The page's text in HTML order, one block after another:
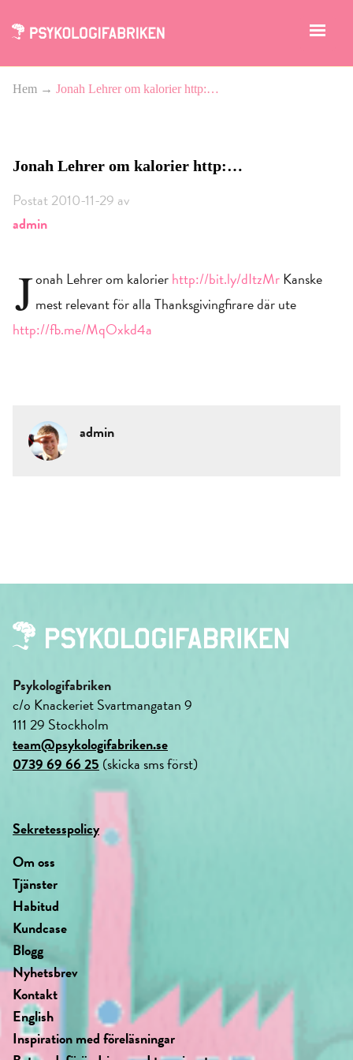
Hem → Jonah Lehrer om kalorier http:…
Jonah Lehrer om kalorier http:…
Postat 2010-11-29 av
admin
Jonah Lehrer om kalorierhttp://bit.ly/dItzMrKanske
mest relevant för alla Thanksgivingfirare där ute
http://fb.me/MqOxkd4a
admin
Psykologifabriken
c/o Knackeriet Svartmangatan 9
111 29 Stockholm
team@psykologifabriken.se
0739 69 66 25 (skicka sms först)
Sekretesspolicy
Om oss
Tjänster
Habitud
Kundcase
Blogg
Nyhetsbrev
Kontakt
English
Inspiration med föreläsningar